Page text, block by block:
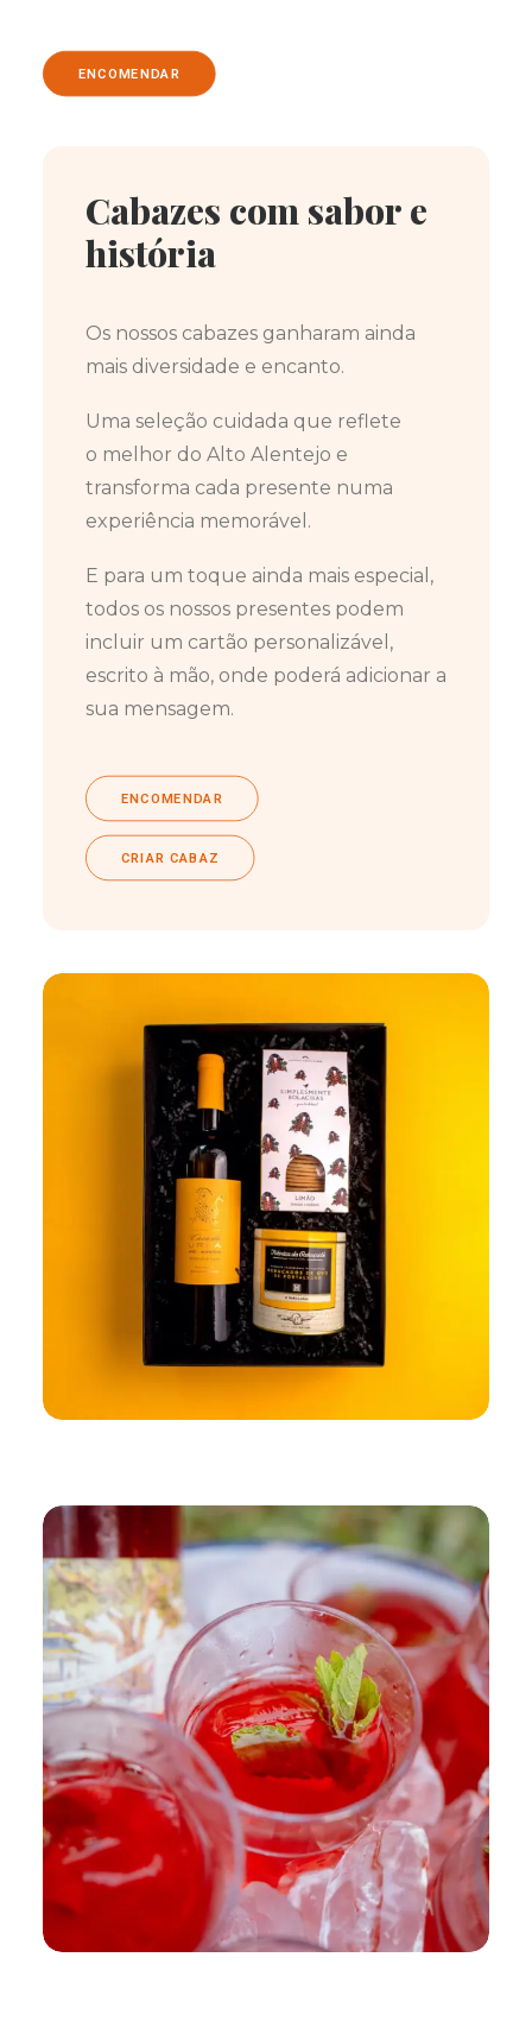
ENCOMENDAR
Cabazes com sabor e
história
Os nossos cabazes ganharam ainda
mais diversidade e encanto.
Uma seleção cuidada que reflete
o melhor do Alto Alentejo e
transforma cada presente numa
experiência memorável.
E para um toque ainda mais especial,
todos os nossos presentes podem
incluir um cartão personalizável,
escrito à mão, onde poderá adicionar a
sua mensagem.
ENCOMENDAR
CRIAR CABAZ